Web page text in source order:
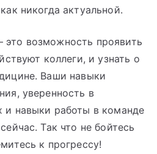
никогда актуальной.
возможность проявить
коллеги, и узнать о
Ваши навыки
уверенность в
и навыки работы в команде
Так что не бойтесь
к прогрессу!